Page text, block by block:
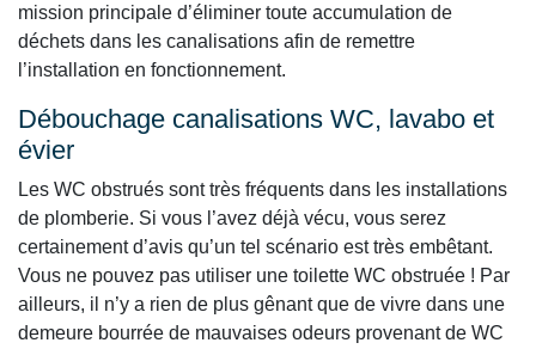
mission principale d’éliminer toute accumulation de
déchets dans les canalisations afin de remettre
l’installation en fonctionnement.
Débouchage canalisations WC, lavabo et
évier
Les WC obstrués sont très fréquents dans les installations
de plomberie. Si vous l’avez déjà vécu, vous serez
certainement d’avis qu’un tel scénario est très embêtant.
Vous ne pouvez pas utiliser une toilette WC obstruée ! Par
ailleurs, il n’y a rien de plus gênant que de vivre dans une
demeure bourrée de mauvaises odeurs provenant de WC